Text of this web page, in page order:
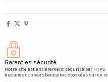
Garanties sécurité
Notre site est entièrement sécurisé par HTPS
Aucunes données bancaires stockées sur ce